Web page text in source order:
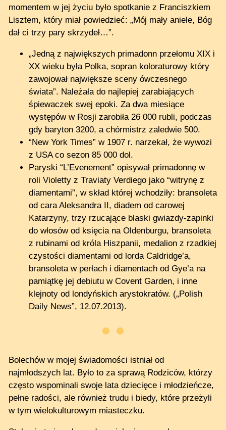
momentem w jej życiu było spotkanie z Franciszkiem
Lisztem, który miał powiedzieć: „Mój mały aniele, Bóg
dał ci trzy pary skrzydeł…”.
„Jedną z największych primadonn przełomu XIX i
XX wieku była Polka, sopran koloraturowy który
zawojował największe sceny ówczesnego
świata”. Należała do najlepiej zarabiających
śpiewaczek swej epoki. Za dwa miesiące
występów w Rosji zarobiła 26 000 rubli, podczas
gdy baryton 3200, a chórmistrz zaledwie 500.
“New York Times” w 1907 r. narzekał, że wywozi
z USA co sezon 85 000 dol.
Paryski “L’Evenement” opisywał primadonnę w
roli Violetty z Traviaty Verdiego jako “witrynę z
diamentami”, w skład której wchodziły: bransoleta
od cara Aleksandra II, diadem od carowej
Katarzyny, trzy rzucające blaski gwiazdy-zapinki
do włosów od księcia na Oldenburgu, bransoleta
z rubinami od króla Hiszpanii, medalion z rzadkiej
czystości diamentami od lorda Caldridge’a,
bransoleta w perłach i diamentach od Gye’a na
pamiątkę jej debiutu w Covent Garden, i inne
klejnoty od londyńskich arystokratów. („Polish
Daily News”, 12.07.2013).
Bolechów w mojej świadomości istniał od
najmłodszych lat. Było to za sprawą Rodziców, którzy
często wspominali swoje lata dziecięce i młodzieńcze,
pełne radości, ale również trudu i biedy, które przeżyli
w tym wielokulturowym miasteczku.